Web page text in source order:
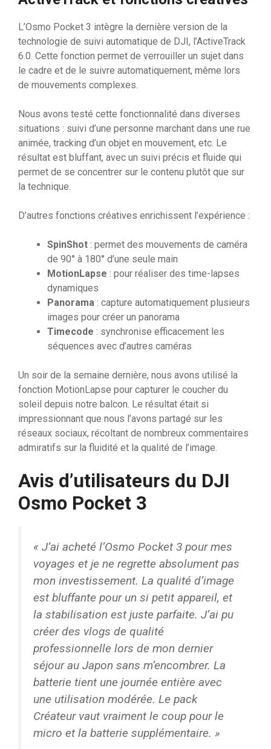
L’Osmo Pocket 3 intègre la dernière version de la
technologie de suivi automatique de DJI, l’ActiveTrack
6.0. Cette fonction permet de verrouiller un sujet dans
le cadre et de le suivre automatiquement, même lors
de mouvements complexes.
Nous avons testé cette fonctionnalité dans diverses
situations : suivi d’une personne marchant dans une rue
animée, tracking d’un objet en mouvement, etc. Le
résultat est bluffant, avec un suivi précis et fluide qui
permet de se concentrer sur le contenu plutôt que sur
la technique.
D’autres fonctions créatives enrichissent l’expérience :
SpinShot : permet des mouvements de caméra
de 90° à 180° d’une seule main
MotionLapse : pour réaliser des time-lapses
dynamiques
Panorama : capture automatiquement plusieurs
images pour créer un panorama
Timecode : synchronise efficacement les
séquences avec d’autres caméras
Un soir de la semaine dernière, nous avons utilisé la
fonction MotionLapse pour capturer le coucher du
soleil depuis notre balcon. Le résultat était si
impressionnant que nous l’avons partagé sur les
réseaux sociaux, récoltant de nombreux commentaires
admiratifs sur la fluidité et la qualité de l’image.
Avis d’utilisateurs du DJI
Osmo Pocket 3
« J’ai acheté l’Osmo Pocket 3 pour mes
voyages et je ne regrette absolument pas
mon investissement. La qualité d’image
est bluffante pour un si petit appareil, et
la stabilisation est juste parfaite. J’ai pu
créer des vlogs de qualité
professionnelle lors de mon dernier
séjour au Japon sans m’encombrer. La
batterie tient une journée entière avec
une utilisation modérée. Le pack
Créateur vaut vraiment le coup pour le
micro et la batterie supplémentaire. »